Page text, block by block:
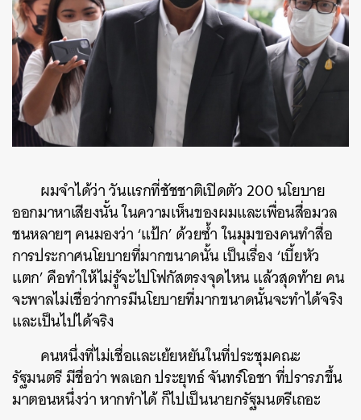
ผมจำได้ว่า วันแรกที่ชัชชาติเปิดตัว 200 นโยบาย
ออกมาหาเสียงนั้น ในความเห็นของผมและเพื่อนสื่อมวล
ชนหลายๆ คนมองว่า ‘แป้ก’ ด้วยซ้ำ ในมุมของคนทำสื่อ
การประกาศนโยบายที่มากขนาดนั้น เป็นเรื่อง ‘เบี้ยหัว
แตก’ คือทำให้ไม่รู้จะไปโฟกัสตรงจุดไหน แล้วสุดท้าย คน
จะพาลไม่เชื่อว่าการมีนโยบายที่มากขนาดนั้นจะทำได้จริง
และเป็นไปได้จริง
คนหนึ่งที่ไม่เชื่อและเย้ยหยันในที่ประชุมคณะ
รัฐมนตรี มีชื่อว่า พลเอก ประยุทธ์ จันทร์โอชา ที่ปรารภขึ้น
มาตอนหนึ่งว่า หากทำได้ ก็ไปเป็นนายกรัฐมนตรีเถอะ